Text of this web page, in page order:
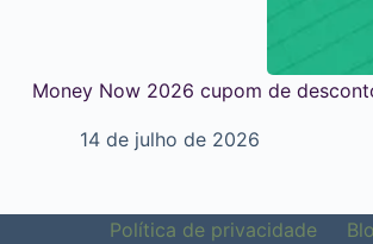
Money Now 2026 cupom de
14 de julho de 2026
Política de privacidade